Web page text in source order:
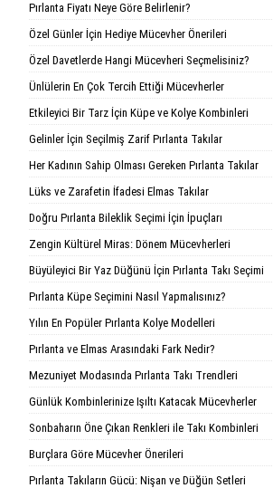
Pırlanta Fiyatı Neye Göre Belirlenir?
Özel Günler İçin Hediye Mücevher Önerileri
Özel Davetlerde Hangi Mücevheri Seçmelisiniz?
Ünlülerin En Çok Tercih Ettiği Mücevherler
Etkileyici Bir Tarz İçin Küpe ve Kolye Kombinleri
Gelinler İçin Seçilmiş Zarif Pırlanta Takılar
Her Kadının Sahip Olması Gereken Pırlanta Takılar
Lüks ve Zarafetin İfadesi Elmas Takılar
Doğru Pırlanta Bileklik Seçimi İçin İpuçları
Zengin Kültürel Miras: Dönem Mücevherleri
Büyüleyici Bir Yaz Düğünü İçin Pırlanta Takı Seçimi
Pırlanta Küpe Seçimini Nasıl Yapmalısınız?
Yılın En Popüler Pırlanta Kolye Modelleri
Pırlanta ve Elmas Arasındaki Fark Nedir?
Mezuniyet Modasında Pırlanta Takı Trendleri
Günlük Kombinlerinize Işıltı Katacak Mücevherler
Sonbaharın Öne Çıkan Renkleri ile Takı Kombinleri
Burçlara Göre Mücevher Önerileri
Pırlanta Takıların Gücü: Nişan ve Düğün Setleri